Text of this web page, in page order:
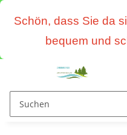
Schön, dass Sie da
bequem und